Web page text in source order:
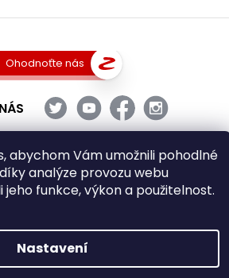
abychom Vám umožnili pohodlné
analýze provozu webu
jeho funkce, výkon a použitelnost.
Nastavení
Ohodnoťte nás
. Všechna práva vyhrazena.
nastavení cookies
vytvořil a nakódoval